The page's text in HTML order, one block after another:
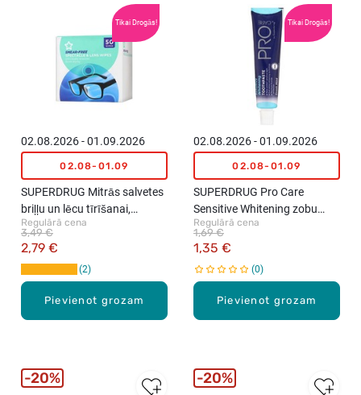
Tikai Drogās!
Pievienot grozam
02.08.2026 - 01.09.2026
02.08-01.09
SUPERDRUG Mitrās salvetes
briļļu un lēcu tīrīšanai,
50gab.
Regulārā cena
2,79 €
3,49 €
2
Tikai Drogās!
Pievienot grozam
02.08.2026 - 01.09.2026
02.08-01.09
SUPERDRUG Pro Care
Sensitive Whitening zobu
pasta, 25ml
Regulārā cena
1,35 €
1,69 €
0
20% 20%